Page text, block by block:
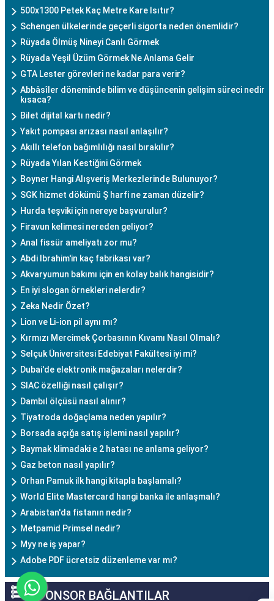
500x1300 Petek Kaç Metre Kare Isıtır?
Schengen ülkelerinde geçerli sigorta neden önemlidir?
Rüyada Ölmüş Nineyi Canlı Görmek
Rüyada Yeşil Üzüm Görmek Ne Anlama Gelir
GTA Lester görevleri ne kadar para verir?
Abbâsîler döneminde bilim ve düşüncenin gelişim süreci nedir
kısaca?
Bilet dijital kartı nedir?
Yakıt pompası arızası nasıl anlaşılır?
Akıllı telefon bağımlılığı nasıl bırakılır?
Rüyada Yılan Kestiğini Görmek
Boyner Hangi Alışveriş Merkezlerinde Bulunuyor?
SGK hizmet dökümü Ş harfi ne zaman düzelir?
Hurda teşviki için nereye başvurulur?
Firavun kelimesi nereden geliyor?
Anal fissür ameliyatı zor mu?
Abdi Ibrahim'in kaç fabrikası var?
Akvaryumun bakımı için en kolay balık hangisidir?
En iyi slogan örnekleri nelerdir?
Zeka Nedir Özet?
Lion ve Li-ion pil aynı mı?
Kırmızı Mercimek Çorbasının Kıvamı Nasıl Olmalı?
Selçuk Üniversitesi Edebiyat Fakültesi iyi mi?
Dubai'de elektronik mağazaları nelerdir?
SIAC özelliği nasıl çalışır?
Dambıl ölçüsü nasıl alınır?
Tiyatroda doğaçlama neden yapılır?
Borsada açığa satış işlemi nasıl yapılır?
Baymak klimadaki e 2 hatası ne anlama geliyor?
Gaz beton nasıl yapılır?
Orhan Pamuk ilk hangi kitapla başlamalı?
World Elite Mastercard hangi banka ile anlaşmalı?
Arabistan'da fistanın nedir?
Metpamid Primsel nedir?
Myy ne iş yapar?
Adobe PDF ücretsiz düzenleme var mı?
SPONSOR BAĞLANTILAR